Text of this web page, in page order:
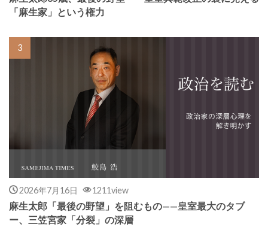
「麻生家」という権力
2026年7月16日 1211view
麻生太郎「最後の野望」を阻むもの——皇室最大のタブ
ー、三笠宮家「分裂」の深層